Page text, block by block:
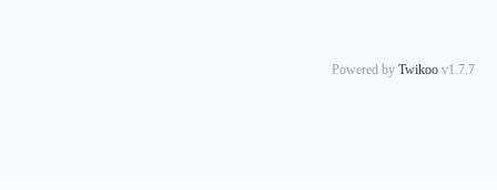
Powered by Twikoo v1.7.7